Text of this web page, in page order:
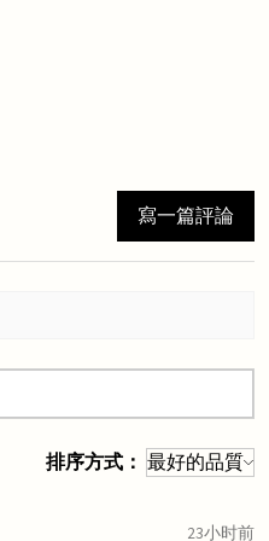
寫一篇評論
排序方式：
23小时前